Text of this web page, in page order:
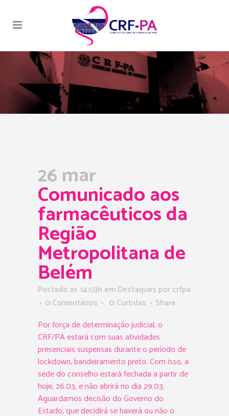
26 mar
Comunicado aos
farmacêuticos da
Região
Metropolitana de
Belém
Postado as 14:03h emDestaques porcrfpa
0 Comentários
0 Curtidas
Share
Por força de determinação judicial, o
CRF/PA estará com suas atividades
presenciais suspensas durante o período de
lockdown, bandeiramento preto. Com isso, a
sede do conselho estará fechada a partir de
hoje, 26.03, e não abrirá no dia 29.03.
Aguardamos decisão do Governo do
Estado, que decidirá se haverá ou não o